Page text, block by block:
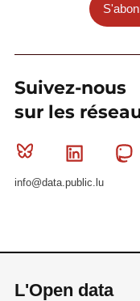
Suivez-nous
sur les
Bluesky Linkedin
info@data.public.lu
L'Open data